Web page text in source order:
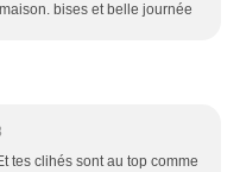
bises et belle journée
tes clihés sont au top comme